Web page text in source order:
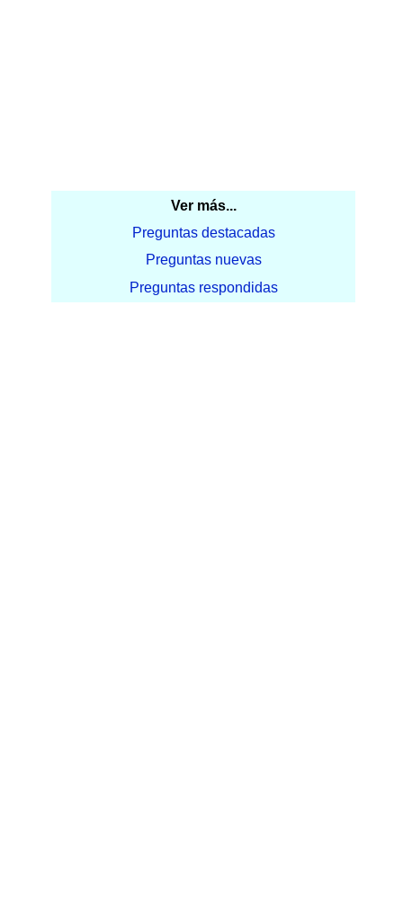
Ver más...
Preguntas destacadas
Preguntas nuevas
Preguntas respondidas